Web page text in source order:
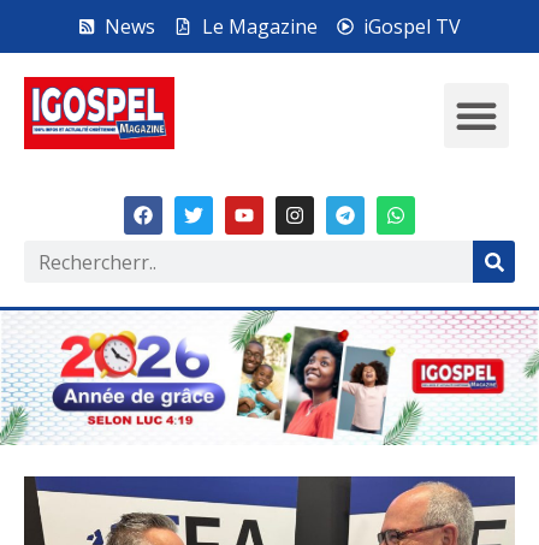
News Le Magazine iGospel TV